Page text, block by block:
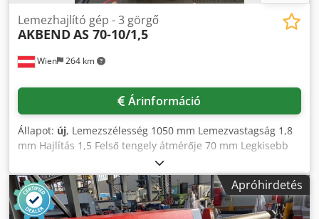
Wien 264 km
Lemezhajlító gép - 3 görgő
AKBENDAS 70-10/1,5
Árinformáció
Állapot: új, Lemezszélesség 1050 mm Lemezvastagság 1,8
mm Hajlítás 1,5 Felső tengely átmérője 70 mm Legkisebb
átmérő 105 mm Teljesítményigény 1,1 kW Gép súlya kb.
320 kg Helyigény kb. 1700x700x1100 mm Felszereltség: -
Aszimmetrikus, háromhengres körhajlító gép motoros
meghajtással - Felső henger kihajtható Crsdeyv I U Ijpfx Ad
Apróhirdetés